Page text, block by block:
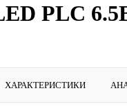
PLC
ХАРАКТЕРИСТИКИ